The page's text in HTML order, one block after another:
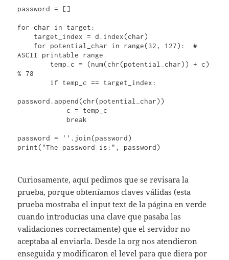
password = []
for char in target:
ASCII printable range
% 78
password.append(chr(potential_char))
password = ''.join(password)
print("The password is:", password)
Curiosamente, aquí pedimos que se revisara la
prueba, porque obteníamos claves válidas (esta
prueba mostraba el input text de la página en verde
cuando introducías una clave que pasaba las
validaciones correctamente) que el servidor no
aceptaba al enviarla. Desde la org nos atendieron
enseguida y modificaron el level para que diera por